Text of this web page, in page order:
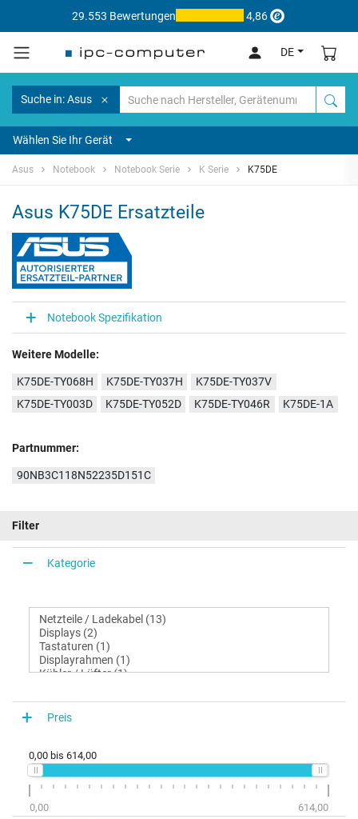
29.553 Bewertungen 4,86
DE
Suche in: Asus
Wählen Sie Ihr Gerät
Asus Notebook Notebook Serie K Serie K75DE
Asus K75DE Ersatzteile
Notebook Spezifikation
Weitere Modelle:
K75DE-TY068H K75DE-TY037H
K75DE-TY037V
K75DE-TY003D
K75DE-TY052D K75DE-TY046R K75DE-1A
Partnummer:
90NB3C118N52235D151C
Filter
Kategorie
Preis
0,00 bis 614,00
0,00 614,00